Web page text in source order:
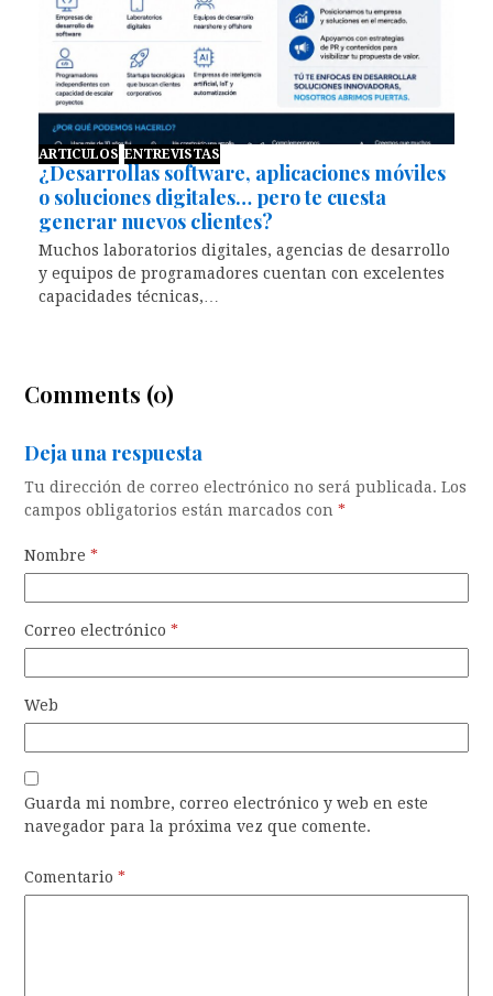
ARTICULOS ENTREVISTAS
¿Desarrollas software, aplicaciones móviles
o soluciones digitales… pero te cuesta
generar nuevos clientes?
Muchos laboratorios digitales, agencias de desarrollo
y equipos de programadores cuentan con excelentes
capacidades técnicas,…
Comments (0)
Deja una respuesta
Tu dirección de correo electrónico no será publicada. Los
campos obligatorios están marcados con*
Nombre*
Correo electrónico*
Web
Guarda mi nombre, correo electrónico y web en este
navegador para la próxima vez que comente.
Comentario*